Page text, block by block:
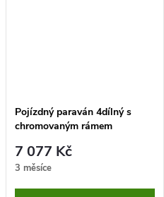
Pojízdný paraván 4dílný s
chromovaným rámem
7 077 Kč
3 měsíce